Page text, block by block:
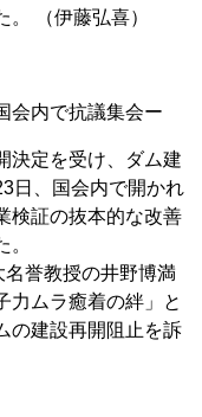
（伊藤弘喜）
内で抗議集会ー
決定を受け、ダム建
日、国会内で開かれ
検証の抜本的な改善
誉教授の井野博満
力ムラ癒着の絆」と
の建設再開阻止を訴